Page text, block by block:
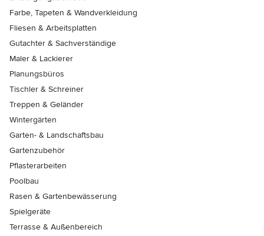
Farbe, Tapeten & Wandverkleidung
Fliesen & Arbeitsplatten
Gutachter & Sachverständige
Maler & Lackierer
Planungsbüros
Tischler & Schreiner
Treppen & Geländer
Wintergärten
Garten- & Landschaftsbau
Gartenzubehör
Pflasterarbeiten
Poolbau
Rasen & Gartenbewässerung
Spielgeräte
Terrasse & Außenbereich